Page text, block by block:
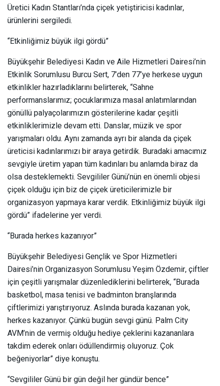
Üretici Kadın Stantları’nda çiçek yetiştiricisi kadınlar,
ürünlerini sergiledi.
“Etkinliğimiz büyük ilgi gördü”
Büyükşehir Belediyesi Kadın ve Aile Hizmetleri Dairesi’nin
Etkinlik Sorumlusu Burcu Sert, 7’den 77’ye herkese uygun
etkinlikler hazırladıklarını belirterek, “Sahne
performanslarımız; çocuklarımıza masal anlatımlarından
gönüllü palyaçolarımızın gösterilerine kadar çeşitli
etkinliklerimizle devam etti. Danslar, müzik ve spor
yarışmaları oldu. Aynı zamanda ayrı bir alanda da çiçek
üreticisi kadınlarımızı bir araya getirdik. Buradaki amacımız
sevgiyle üretim yapan tüm kadınları bu anlamda biraz da
olsa desteklemekti. Sevgililer Günü’nün en önemli objesi
çiçek olduğu için biz de çiçek üreticilerimizle bir
organizasyon yapmaya karar verdik. Etkinliğimiz büyük ilgi
gördü” ifadelerine yer verdi.
“Burada herkes kazanıyor”
Büyükşehir Belediyesi Gençlik ve Spor Hizmetleri
Dairesi’nin Organizasyon Sorumlusu Yeşim Özdemir, çiftler
için çeşitli yarışmalar düzenlediklerini belirterek, “Burada
basketbol, masa tenisi ve badminton branşlarında
çiftlerimizi yarıştırıyoruz. Aslında burada kazanan yok,
herkes kazanıyor. Çünkü bugün sevgi günü. Palm City
AVM’nin de vermiş olduğu hediye çeklerini kazananlara
takdim ederek onları ödüllendirmiş oluyoruz. Çok
beğeniyorlar” diye konuştu.
“Sevgililer Günü bir gün değil her gündür bence”